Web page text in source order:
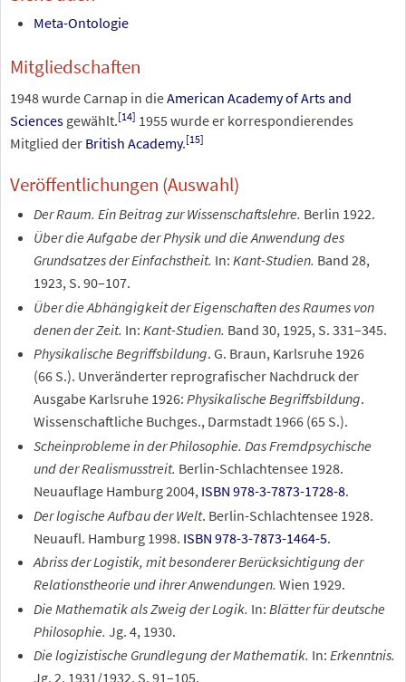
Meta-Ontologie
Mitgliedschaften
1948 wurde Carnap in dieAmerican Academy of Arts and
Sciences gewählt.[14] 1955 wurde er korrespondierendes
Mitglied der British Academy.[15]
Veröffentlichungen (Auswahl)
Der Raum. Ein Beitrag zur Wissenschaftslehre. Berlin 1922.
Über die Aufgabe der Physik und die Anwendung des
Grundsatzes der Einfachstheit. In: Kant-Studien. Band 28,
1923, S. 90–107.
Über die Abhängigkeit der Eigenschaften des Raumes von
denen der Zeit. In: Kant-Studien. Band 30, 1925, S. 331–345.
Physikalische Begriffsbildung. G. Braun, Karlsruhe 1926
(66 S.). Unveränderter reprografischer Nachdruck der
Ausgabe Karlsruhe 1926: Physikalische Begriffsbildung.
Wissenschaftliche Buchges., Darmstadt 1966 (65 S.).
Scheinprobleme in der Philosophie. Das Fremdpsychische
und der Realismusstreit. Berlin-Schlachtensee 1928.
Neuauflage Hamburg 2004, ISBN 978-3-7873-1728-8.
Der logische Aufbau der Welt. Berlin-Schlachtensee 1928.
Neuaufl. Hamburg 1998. ISBN 978-3-7873-1464-5.
Abriss der Logistik, mit besonderer Berücksichtigung der
Relationstheorie und ihrer Anwendungen. Wien 1929.
Die Mathematik als Zweig der Logik. In: Blätter für deutsche
Philosophie. Jg. 4, 1930.
Die logizistische Grundlegung der Mathematik. In: Erkenntnis.
Jg. 2, 1931/1932, S. 91–105.